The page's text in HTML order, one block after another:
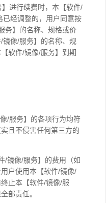
进行续费时，本【软件/
经调整的，用户同意按
务】的名称、规格或价
像/服务】的名称、规
软件/镜像/服务】到期
/服务】的各项行为均符
且不侵害任何第三方的
/镜像/服务】的费用（如
户使用本【软件/镜像/
止本【软件/镜像/服
部责任。